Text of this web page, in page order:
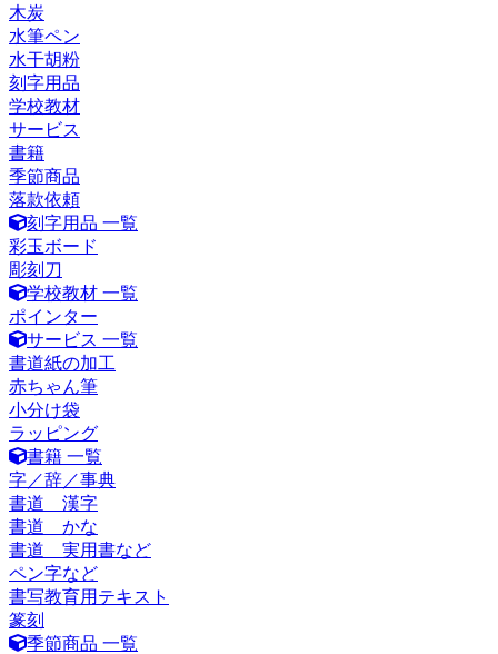
木炭
水筆ペン
水干胡粉
刻字用品
学校教材
サービス
書籍
季節商品
落款依頼
刻字用品 一覧
彩玉ボード
彫刻刀
学校教材 一覧
ポインター
サービス 一覧
書道紙の加工
赤ちゃん筆
小分け袋
ラッピング
書籍 一覧
字／辞／事典
書道 漢字
書道 かな
書道 実用書など
ペン字など
書写教育用テキスト
篆刻
季節商品 一覧